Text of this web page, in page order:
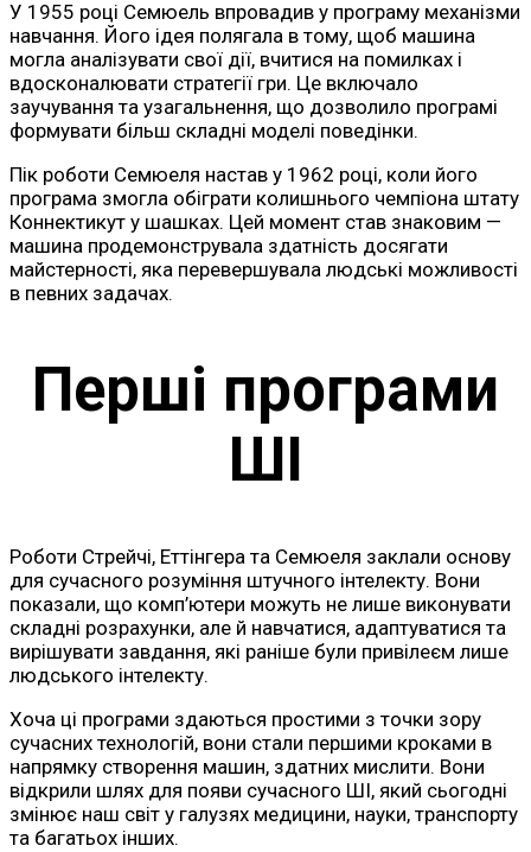
У 1955 році Семюель впровадив у програму механізми
навчання. Його ідея полягала в тому, щоб машина
могла аналізувати свої дії, вчитися на помилках і
вдосконалювати стратегії гри. Це включало
заучування та узагальнення, що дозволило програмі
формувати більш складні моделі поведінки.
Пік роботи Семюеля настав у 1962 році, коли його
програма змогла обіграти колишнього чемпіона штату
Коннектикут у шашках. Цей момент став знаковим —
машина продемонструвала здатність досягати
майстерності, яка перевершувала людські можливості
в певних задачах.
Перші програми
ШІ
Роботи Стрейчі, Еттінгера та Семюеля заклали основу
для сучасного розуміння штучного інтелекту. Вони
показали, що комп’ютери можуть не лише виконувати
складні розрахунки, але й навчатися, адаптуватися та
вирішувати завдання, які раніше були привілеєм лише
людського інтелекту.
Хоча ці програми здаються простими з точки зору
сучасних технологій, вони стали першими кроками в
напрямку створення машин, здатних мислити. Вони
відкрили шлях для появи сучасного ШІ, який сьогодні
змінює наш світ у галузях медицини, науки, транспорту
та багатьох інших.